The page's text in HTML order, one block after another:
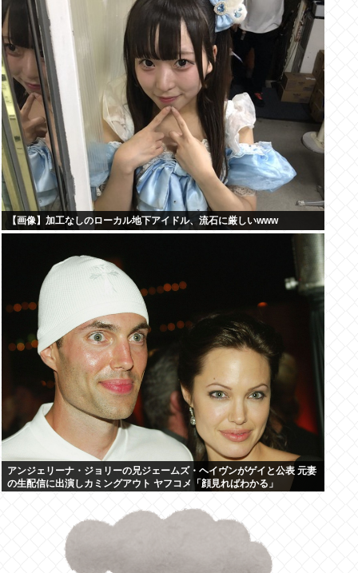
【画像】加工なしのローカル地下アイドル、流石に厳しいwww
アンジェリーナ・ジョリーの兄ジェームズ・ヘイヴンがゲイと公表 元妻
の生配信に出演しカミングアウト ヤフコメ「顔見ればわかる」